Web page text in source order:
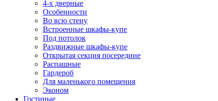
4-х дверные
Особенности
Во всю стену
Встроенные шкафы-купе
Под потолок
Раздвижные шкафы-купе
Открытая секция посередине
Распашные
Гардероб
Для маленького помещения
Эконом
Гостиные